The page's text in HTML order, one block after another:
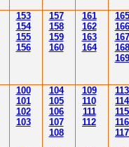
153
154
155
156
157
158
159
160
161
162
163
164
165
166
167
168
169
100
101
102
103
104
105
106
107
108
109
110
111
112
113
114
115
116
117